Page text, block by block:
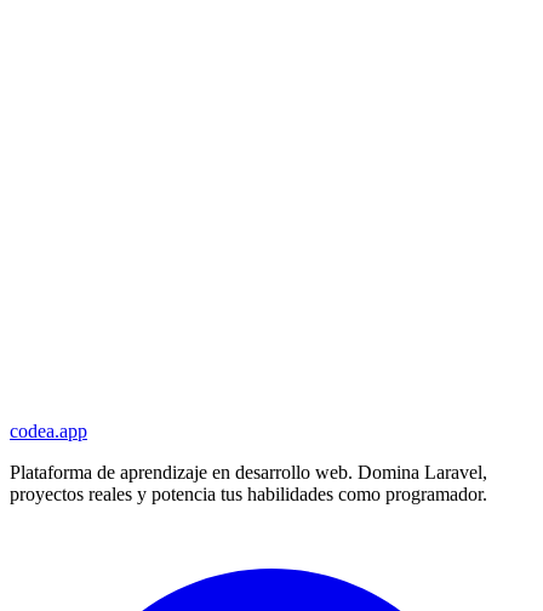
codea.app
Plataforma de aprendizaje en desarrollo web. Domina Laravel,
proyectos reales y potencia tus habilidades como programador.